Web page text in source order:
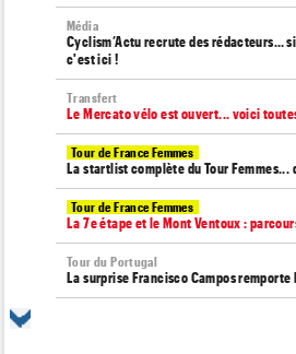
Média
Cyclism’Actu recrute des rédacteurs…
c'est ici !
Transfert
Le Mercato vélo est ouvert... voici
Tour de France Femmes
La startlist complète du Tour Femmes...
Tour de France Femmes
La 7e étape et le Mont Ventoux :
Tour du Portugal
La surprise Francisco Campos remporte